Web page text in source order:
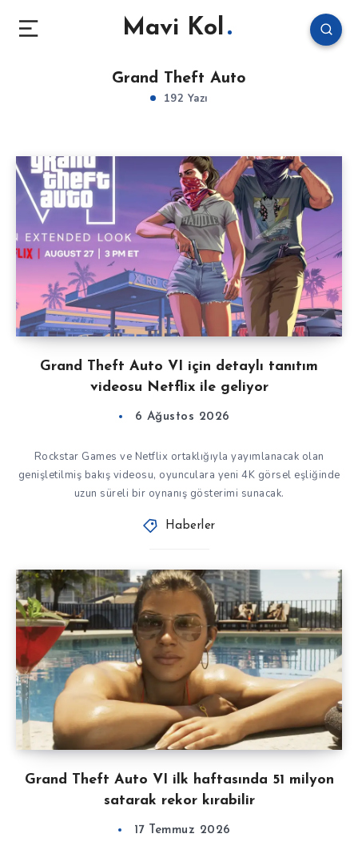
Mavi Kol
Grand Theft Auto
192 Yazı
Grand Theft Auto VI için detaylı tanıtım
videosu Netflix ile geliyor
6 Ağustos 2026
Rockstar Games ve Netflix ortaklığıyla yayımlanacak olan
genişletilmiş bakış videosu, oyunculara yeni 4K görsel eşliğinde
uzun süreli bir oynanış gösterimi sunacak.
Haberler
Grand Theft Auto VI ilk haftasında 51 milyon
satarak rekor kırabilir
17 Temmuz 2026